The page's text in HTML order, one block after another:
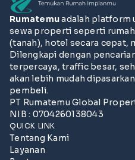
Rumatemuadalah platform
sewa properti seperti
(tanah), hotel secara cepat,
Dilengkapi dengan
terpercaya, traffic besar,
akan lebih mudah
pembeli.
PT Rumatemu Global
NIB : 0704260138043
QUICK LINK
Tentang Kami
Layanan